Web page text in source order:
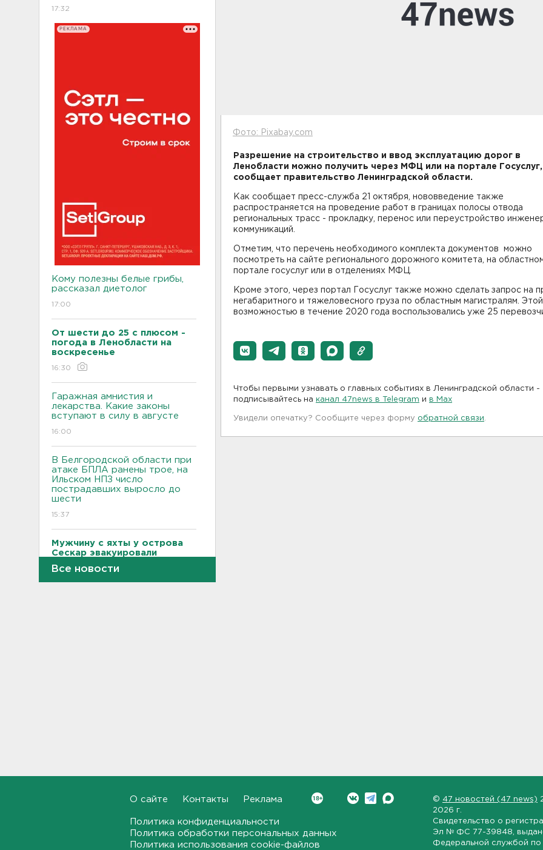
17:32
РЕКЛАМА
Кому полезны белые грибы,
рассказал диетолог
17:00
От шести до 25 с плюсом -
погода в Ленобласти на
воскресенье
16:30
Гаражная амнистия и
лекарства. Какие законы
вступают в силу в августе
16:00
В Белгородской области при
атаке БПЛА ранены трое, на
Ильском НПЗ число
пострадавших выросло до
шести
15:37
Мужчину с яхты у острова
Сескар эвакуировали
Террикон в Сланцах тушат
о свежем воздухе
Все новости
Фото: Pixabay.com
Разрешение на строительство и ввод эксплуатацию дорог в
Ленобласти можно получить через МФЦ или на портале Госуслуг,
сообщает правительство Ленинградской области.
Как сообщает пресс-служба 21 октября, нововведение также
распространяется на проведение работ в границах полосы отвода
региональных трасс - прокладку, перенос или переустройство
коммуникаций.
Отметим, что перечень необходимого комплекта документов можно
посмотреть на сайте регионального дорожного комитета, на
портале госуслуг или в отделениях МФЦ.
Кроме этого, через портал Госуслуг также можно сделать запрос на
негабаритного и тяжеловесного груза по областным магистралям. Этой
возможностью в течение 2020 года воспользовались уже 25
Чтобы первыми узнавать о главных событиях в Ленинградской области -
подписывайтесь на канал 47news в Telegram и в Maх
Увидели опечатку? Сообщите через форму обратной связи
О сайте Контакты Реклама
Политика конфиденциальности
Политика обработки персональных данных
Политика использования cookie-файлов
© 47 новостей (47 news)
2026 г.
Свидетельство о
Эл № ФС 77-39848 ,
Федеральной службой по